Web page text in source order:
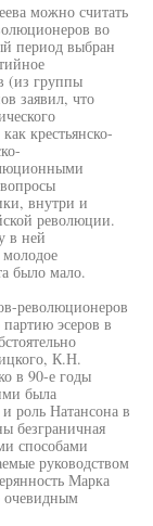
можно считать
во
период выбран
(из группы
заявил, что
крестьянско-
внутри и
революции.
в ней
было мало.
революционеров
эсеров в
К.Н.
в 90-е годы
была
роль Натансона в
безграничная
способами
руководством
Марка
очевидным